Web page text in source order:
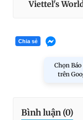
Viettel's
Chia sẻ
Chọn Báo
trên
Bình luận (0)